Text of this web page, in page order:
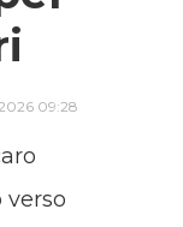
09:28
verso